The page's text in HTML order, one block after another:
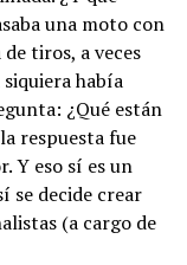
una moto con
tiros, a veces
había
¿Qué están
respuesta fue
Y eso sí es un
se decide crear
(a cargo de